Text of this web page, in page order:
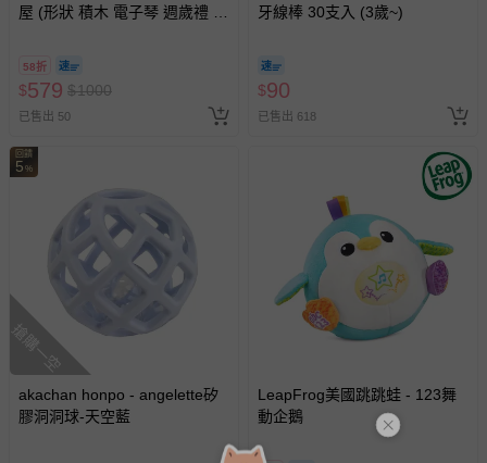
屋 (形狀 積木 電子琴 週歲禮 感
58折
$579 $1000
已售出 50
牙線棒 30支入 (3歲~)
$90
已售出 618
回饋
5 %
搶購一空
akachan honpo - angelette矽
膠洞洞球-天空藍
LeapFrog美國跳跳蛙 - 123舞
動企鵝